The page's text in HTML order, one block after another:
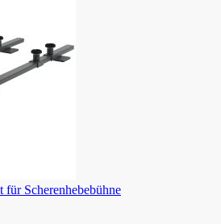
Scherenhebebühne